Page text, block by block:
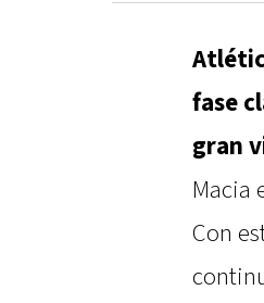
fase
gran
Macia
Con